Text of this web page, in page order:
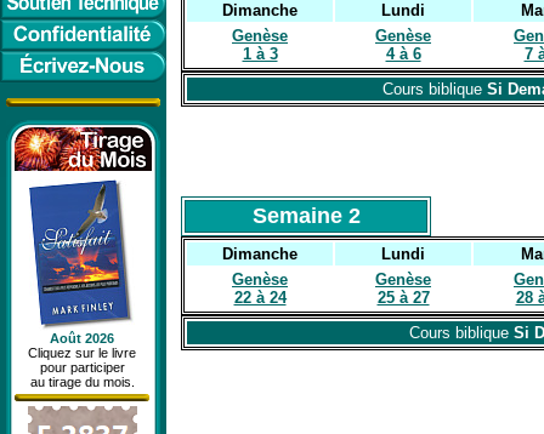
Août 2026
Cliquez sur le livre
pour participer
au tirage du mois.
Dimanche Lundi
Genèse
1 à 3
Genèse
4 à 6
7
Cours biblique Si
Semaine 2
Dimanche Lundi
Genèse
22 à 24
Genèse
25 à 27
28
Cours biblique Si